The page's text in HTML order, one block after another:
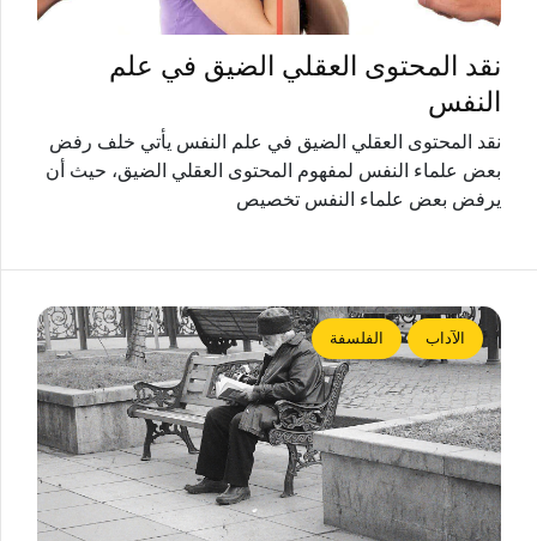
نقد المحتوى العقلي الضيق في علم
النفس
نقد المحتوى العقلي الضيق في علم النفس يأتي خلف رفض
بعض علماء النفس لمفهوم المحتوى العقلي الضيق، حيث أن
يرفض بعض علماء النفس تخصيص
الآداب الفلسفة